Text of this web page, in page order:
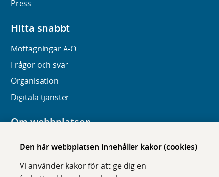
Den här webbplatsen innehåller kakor (cookies)
Vi använder kakor för att ge dig en
Press
Hitta snabbt
Mottagningar A-Ö
Frågor och svar
Organisation
Digitala tjänster
Om webbplatsen
Om karolinska.se
Tillgänglighet